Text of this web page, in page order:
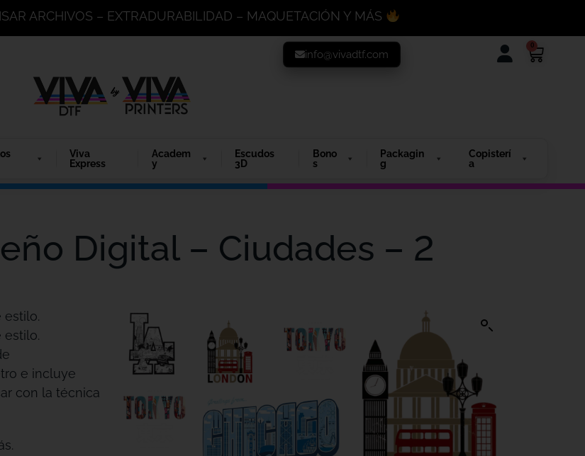
ARCHIVOS – EXTRADURABILIDAD – MAQUETACIÓN Y MÁS
0
info@vivadtf.com
Viva
Express
Academ
y
Escudos
3D
Bono
s
Packagin
g
Copisterí
a
Digital – Ciudades – 2
estilo.
estilo.
e incluye
con la técnica